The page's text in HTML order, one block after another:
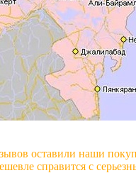
оставили наши
справится с